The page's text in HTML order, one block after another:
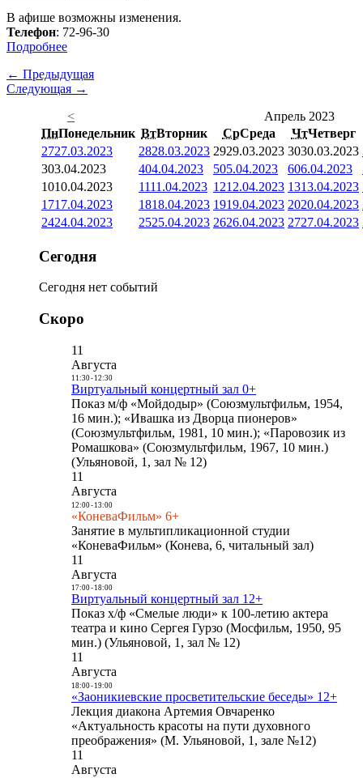
В афише возможны изменения.
Телефон: 72-96-30
Подробнее
← Предыдущая
Следующая →
<
Апрель 2023
ПнПонедельник ВтВторник СрСреда ЧтЧетверг
2727.03.2023 2828.03.2023 2929.03.2023 3030.03.2023
303.04.2023 404.04.2023 505.04.2023 606.04.2023
1010.04.2023 1111.04.2023 1212.04.2023 1313.04.2023
1717.04.2023 1818.04.2023 1919.04.2023 2020.04.2023
2424.04.2023 2525.04.2023 2626.04.2023 2727.04.2023
Сегодня
Сегодня нет событий
Скоро
11
Августа
11:30- 12:30
Виртуальный концертный зал 0+
Показ м/ф «Мойдодыр» (Союзмультфильм, 1954,
16 мин.); «Ивашка из Дворца пионеров»
(Союзмультфильм, 1981, 10 мин.); «Паровозик из
Ромашкова» (Союзмультфильм, 1967, 10 мин.)
(Ульяновой, 1, зал № 12)
11
Августа
12:00- 13:00
«КоневаФильм» 6+
Занятие в мультипликационной студии
«КоневаФильм» (Конева, 6, читальный зал)
11
Августа
17:00- 18:00
Виртуальный концертный зал 12+
Показ х/ф «Смелые люди» к 100-летию актера
театра и кино Сергея Гурзо (Мосфильм, 1950, 95
мин.) (Ульяновой, 1, зал № 12)
11
Августа
18:00- 19:00
«Заоникиевские просветительские беседы» 12+
Лекция диакона Артемия Овчаренко
«Актуальность красоты на пути духовного
преображения» (М. Ульяновой, 1, зале №12)
11
Августа